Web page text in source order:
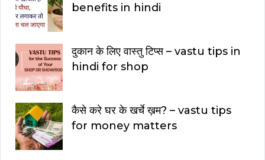
benefits in hindi
दुकान के लिए वास्तु टिप्स – vastu tips in
hindi for shop
कैसे करे घर के खर्चे ख़म? – vastu tips
for money matters